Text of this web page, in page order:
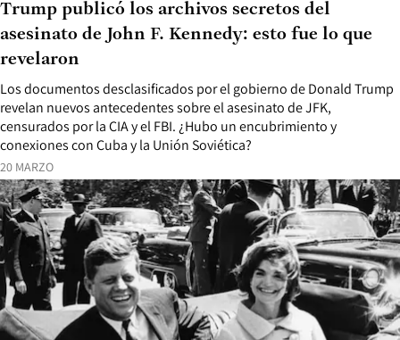
20 MARZO
Los documentos desclasificados por el gobierno de Donald Trump
revelan nuevos antecedentes sobre el asesinato de JFK,
censurados por la CIA y el FBI. ¿Hubo un encubrimiento y
conexiones con Cuba y la Unión Soviética?
Trump publicó los archivos secretos del
asesinato de John F. Kennedy: esto fue lo que
revelaron